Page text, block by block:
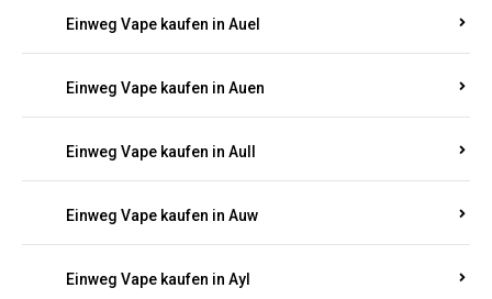
Einweg Vape kaufen in Auel
Einweg Vape kaufen in Auen
Einweg Vape kaufen in Aull
Einweg Vape kaufen in Auw
Einweg Vape kaufen in Ayl